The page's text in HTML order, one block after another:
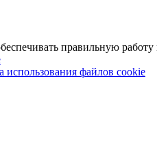
правильную работу
использования файлов cookie